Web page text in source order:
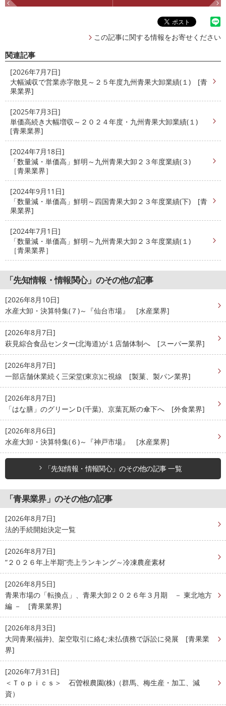
この記事に関する情報をお寄せください
関連記事
[2026年7月7日]
大幅減収で営業赤字散見～２５年度九州青果大卸業績(１) [青
果業界]
[2025年7月3日]
単価高続き大幅増収～２０２４年度・九州青果大卸業績(１)
[青果業界]
[2024年7月18日]
「数量減・単価高」鮮明～九州青果大卸２３年度業績(３)
［青果業界］
[2024年9月11日]
「数量減・単価高」鮮明～四国青果大卸２３年度業績(下) [青
果業界]
[2024年7月1日]
「数量減・単価高」鮮明～九州青果大卸２３年度業績(１)
［青果業界］
「先知情報・情報関心」のその他の記事
[2026年8月10日]
水産大卸・決算特集(７)～『仙台市場』 [水産業界]
[2026年8月7日]
萩見綜合食品センター(北海道)が１店舗体制へ [スーパー業界]
[2026年8月7日]
一部店舗休業続く三栄堂(東京)に視線 [製菓、製パン業界]
[2026年8月7日]
「はな膳」のグリーンＤ(千葉)、京葉瓦斯の傘下へ [外食業界]
[2026年8月6日]
水産大卸・決算特集(６)～『神戸市場』 [水産業界]
「先知情報・情報関心」のその他の記事 一覧
「青果業界」のその他の記事
[2026年8月7日]
法的手続開始決定一覧
[2026年8月7日]
“２０２６年上半期”売上ランキング～冷凍農産素材
[2026年8月5日]
青果市場の「転換点」、青果大卸２０２６年３月期 － 東北地方
編 － [青果業界]
[2026年8月3日]
大同青果(福井)、架空取引に絡む未払債務で訴訟に発展 [青果業
界]
[2026年7月31日]
＜Ｔｏｐｉｃｓ＞ 石曽根農園(株)（群馬、梅生産・加工、減
資）